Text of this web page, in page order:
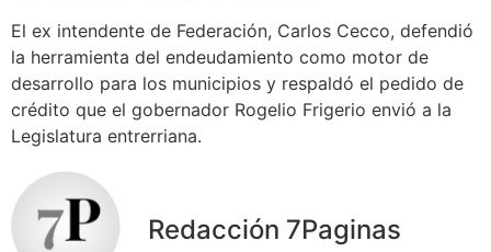
El ex intendente de Federación, Carlos Cecco, defendió
la herramienta del endeudamiento como motor de
desarrollo para los municipios y respaldó el pedido de
crédito que el gobernador Rogelio Frigerio envió a la
Legislatura entrerriana.
Redacción 7Paginas